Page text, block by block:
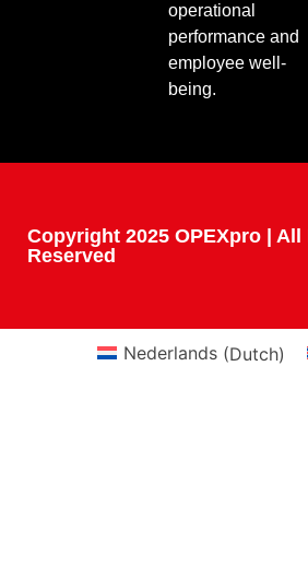
operational
performance and
employee well-
being.
Copyright 2025 OPEXpro |
Reserved
Nederlands (Dutch)